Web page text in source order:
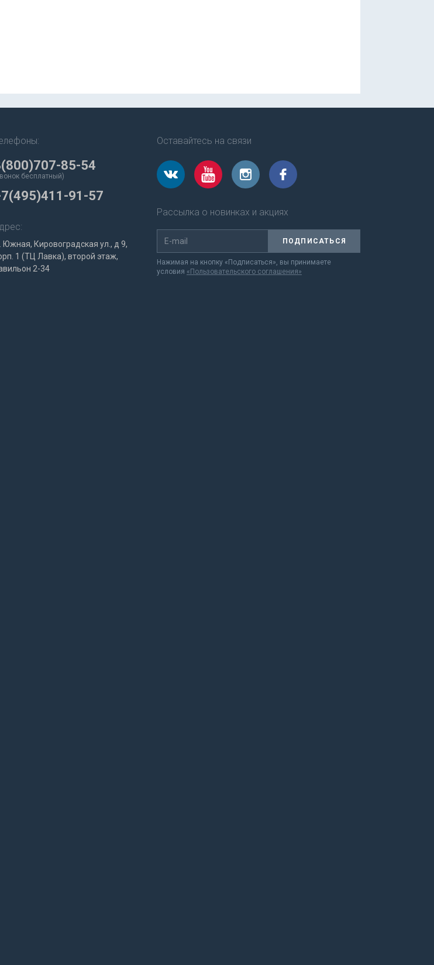
85-54
бесплатный)
91-57
Южная, Кировоградская ул., д 9,
1 (ТЦ Лавка), второй этаж,
2-34
Оставайтесь на связи
Рассылка о новинках и акциях
ПОДПИСАТЬСЯ
Нажимая на кнопку «Подписаться», вы принимаете
условия «Пользовательского соглашения»